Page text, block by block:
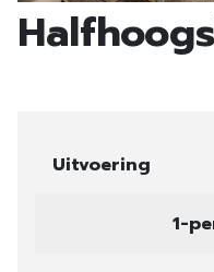
Uitvoering
1-